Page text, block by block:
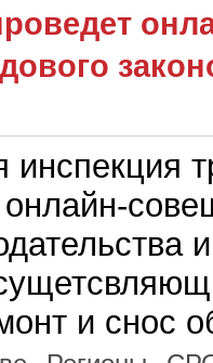
инспекция
онлайн-
и снос